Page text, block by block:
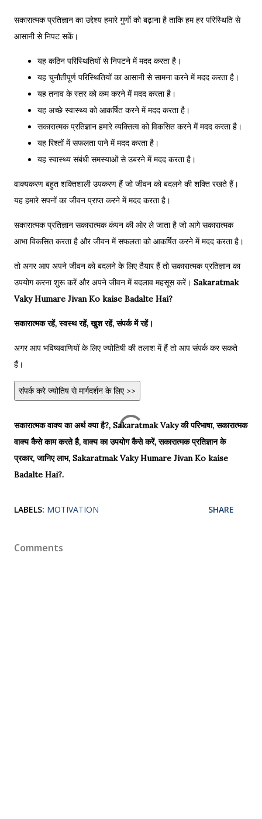
सकारात्मक प्रतिज्ञान का उद्देश्य हमारे गुणों को बढ़ाना है ताकि हम हर परिस्थिति से
आसानी से निपट सकें।
यह कठिन परिस्थितियों से निपटने में मदद करता है।
यह चुनौतीपूर्ण परिस्थितियों का आसानी से सामना करने में मदद करता है।
यह तनाव के स्तर को कम करने में मदद करता है।
यह अच्छे स्वास्थ्य को आकर्षित करने में मदद करता है।
सकारात्मक प्रतिज्ञान हमारे व्यक्तित्व को विकसित करने में मदद करता है।
यह रिश्तों में सफलता पाने में मदद करता है।
यह स्वास्थ्य संबंधी समस्याओं से उबरने में मदद करता है।
वाक्यकरण बहुत शक्तिशाली उपकरण हैं जो जीवन को बदलने की शक्ति रखते हैं।
यह हमारे सपनों का जीवन प्राप्त करने में मदद करता है।
सकारात्मक प्रतिज्ञान सकारात्मक कंपन की ओर ले जाता है जो आगे सकारात्मक
आभा विकसित करता है और जीवन में सफलता को आकर्षित करने में मदद करता है।
तो अगर आप अपने जीवन को बदलने के लिए तैयार हैं तो सकारात्मक प्रतिज्ञान का
उपयोग करना शुरू करें और अपने जीवन में बदलाव महसूस करें। Sakaratmak
Vaky Humare Jivan Ko kaise Badalte Hai?
सकारात्मक रहें, स्वस्थ रहें, खुश रहें, संपर्क में रहें।
अगर आप भविष्यवाणियों के लिए ज्योतिषी की तलाश में हैं तो आप संपर्क कर सकते
हैं।
संपर्क करे ज्योतिष से मार्गदर्शन के लिए >>
सकारात्मक वाक्य का अर्थ क्या है?, Sakaratmak Vaky की परिभाषा, सकारात्मक
वाक्य कैसे काम करते है, वाक्य का उपयोग कैसे करें, सकारात्मक प्रतिज्ञान के
प्रकार, जानिए लाभ, Sakaratmak Vaky Humare Jivan Ko kaise
Badalte Hai?.
LABELS: MOTIVATION SHARE
Comments